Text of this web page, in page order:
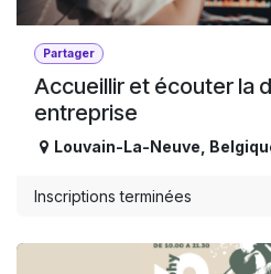
Partager
Accueillir et écouter la
entreprise
Louvain-La-Neuve,
Inscriptions terminées